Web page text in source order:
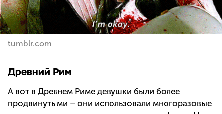
tumblr.com
Древний Рим
А вот в Древнем Риме девушки были более
продвинутыми – они использовали многоразовые